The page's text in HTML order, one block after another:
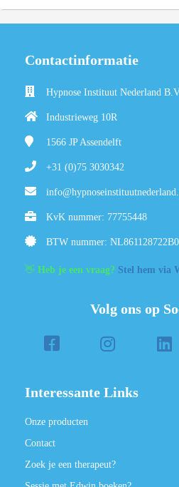
Contactinformatie
Hypnose Instituut Nederland
Industrieweg 10R
1566 JPAssendelft
+31 (0)75 3030342
KvK nummer: 77755448
BTW nummer:
👋 Heb je een vraag? Stel hem via
Volg ons op
Interessante Links
Onze producten
Contact
Zoek je een therapeut?